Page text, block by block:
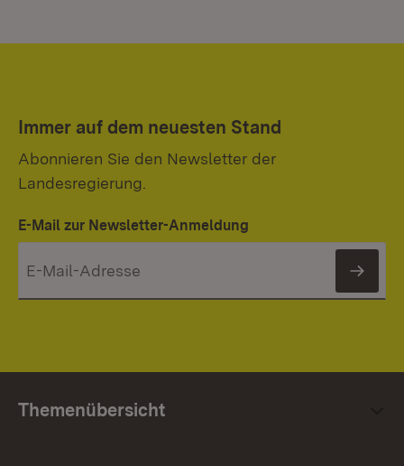
Immer auf dem neuesten Stand
Abonnieren Sie den Newsletter der
Landesregierung.
E-Mail zur Newsletter-Anmeldung
Themenübersicht